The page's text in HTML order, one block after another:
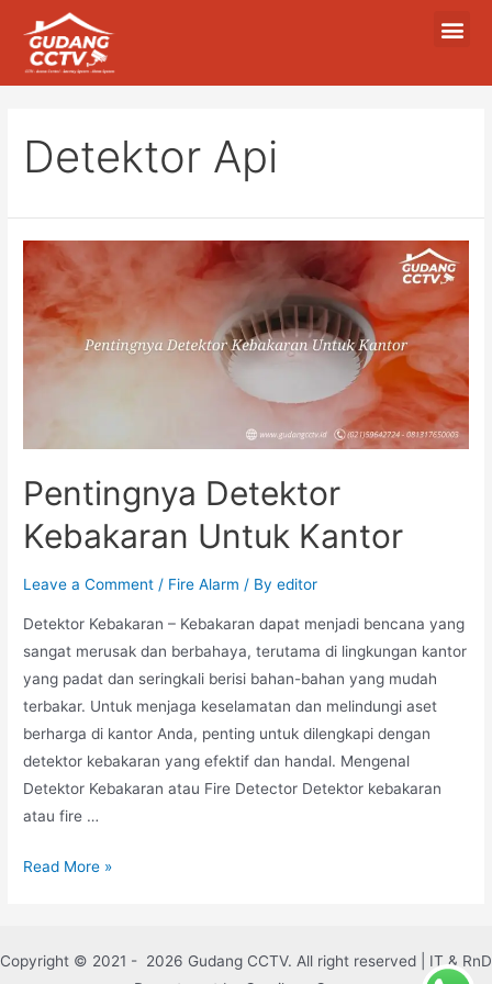
Detektor Api
Pentingnya Detektor
Kebakaran Untuk Kantor
Leave a Comment / Fire Alarm / Byeditor
Detektor Kebakaran – Kebakaran dapat menjadi bencana yang
sangat merusak dan berbahaya, terutama di lingkungan kantor
yang padat dan seringkali berisi bahan-bahan yang mudah
terbakar. Untuk menjaga keselamatan dan melindungi aset
berharga di kantor Anda, penting untuk dilengkapi dengan
detektor kebakaran yang efektif dan handal. Mengenal
Detektor Kebakaran atau Fire Detector Detektor kebakaran
atau fire …
Read More »
Copyright © 2021 - 2026 Gudang CCTV. All right reserved | IT & RnD